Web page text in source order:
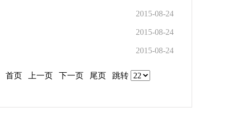
2015-08-24
2015-08-24
2015-08-24
首页 上一页 下一页 尾页 跳转